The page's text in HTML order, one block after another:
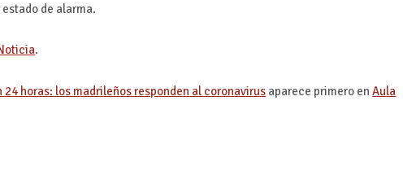
de alarma.
.
24 horas: los madrileños responden al coronavirus aparece primero enAula